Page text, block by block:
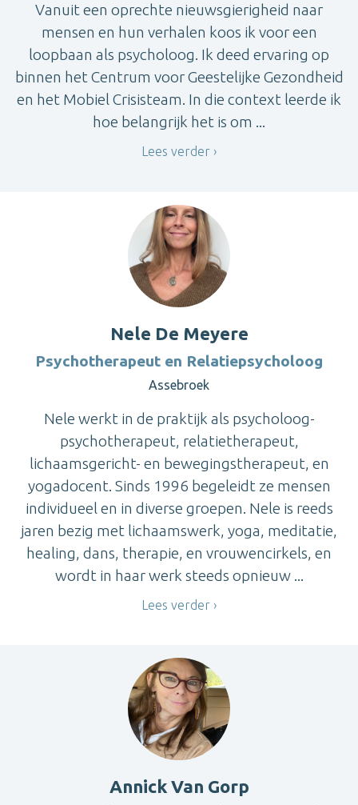
Vanuit een oprechte nieuwsgierigheid naar
mensen en hun verhalen koos ik voor een
loopbaan als psycholoog. Ik deed ervaring op
binnen het Centrum voor Geestelijke Gezondheid
en het Mobiel Crisisteam. In die context leerde ik
hoe belangrijk het is om ...
Lees verder
Nele De Meyere
Psychotherapeut en Relatiepsycholoog
Assebroek
Nele werkt in de praktijk als psycholoog-
psychotherapeut, relatietherapeut,
lichaamsgericht- en bewegingstherapeut, en
yogadocent. Sinds 1996 begeleidt ze mensen
individueel en in diverse groepen. Nele is reeds
jaren bezig met lichaamswerk, yoga, meditatie,
healing, dans, therapie, en vrouwencirkels, en
wordt in haar werk steeds opnieuw ...
Lees verder
Annick Van Gorp